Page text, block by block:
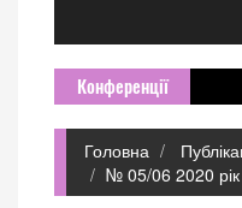
Конференції
Головна
№ 05/06 2020 рік